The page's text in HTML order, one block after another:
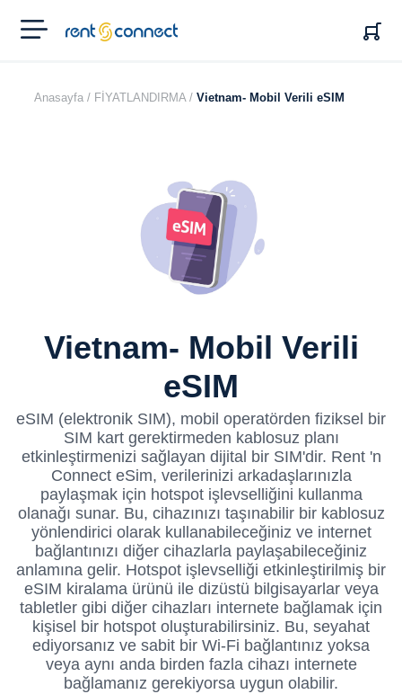
RENT'N
CONNECT
Anasayfa / FİYATLANDIRMA / Vietnam- Mobil Verili eSIM
Vietnam- Mobil Verili
eSIM
eSIM (elektronik SIM), mobil operatörden fiziksel bir
SIM kart gerektirmeden kablosuz planı
etkinleştirmenizi sağlayan dijital bir SIM'dir. Rent 'n
Connect eSim, verilerinizi arkadaşlarınızla
paylaşmak için hotspot işlevselliğini kullanma
olanağı sunar. Bu, cihazınızı taşınabilir bir kablosuz
yönlendirici olarak kullanabileceğiniz ve internet
bağlantınızı diğer cihazlarla paylaşabileceğiniz
anlamına gelir. Hotspot işlevselliği etkinleştirilmiş bir
eSIM kiralama ürünü ile dizüstü bilgisayarlar veya
tabletler gibi diğer cihazları internete bağlamak için
kişisel bir hotspot oluşturabilirsiniz. Bu, seyahat
ediyorsanız ve sabit bir Wi-Fi bağlantınız yoksa
veya aynı anda birden fazla cihazı internete
bağlamanız gerekiyorsa uygun olabilir.